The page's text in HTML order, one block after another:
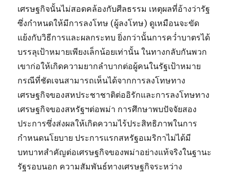
เศรษฐกิจนั้นไม่สอดคล้องกับศีลธรรม เหตุผลที่อ้างว่ารัฐ
ซึ่งกำหนดให้มีการลงโทษ (ผู้ลงโทษ) ดูเหมือนจะขัด
แย้งกับวิธีการและผลกระทบ ยิ่งกว่านั้นการคว่ำบาตรได้
บรรลุเป้าหมายเพียงเล็กน้อยเท่านั้น ในทางกลับกันพวก
เขาก่อให้เกิดความยากลำบากต่อผู้คนในรัฐเป้าหมาย
กรณีที่ชัดเจนสามารถเห็นได้จากการลงโทษทาง
เศรษฐกิจของสหประชาชาติต่ออิรักและการลงโทษทาง
เศรษฐกิจของสหรัฐฯต่อพม่า การศึกษาพบปัจจัยสอง
ประการซึ่งส่งผลให้เกิดความไร้ประสิทธิภาพในการ
กำหนดนโยบาย ประการแรกสหรัฐอเมริกาไม่ได้มี
บทบาทสำคัญต่อเศรษฐกิจของพม่าอย่างแท้จริงในฐานะ
รัฐรอบนอก ความสัมพันธ์ทางเศรษฐกิจระหว่าง